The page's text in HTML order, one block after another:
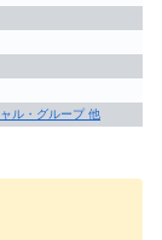
ル・グループ 他